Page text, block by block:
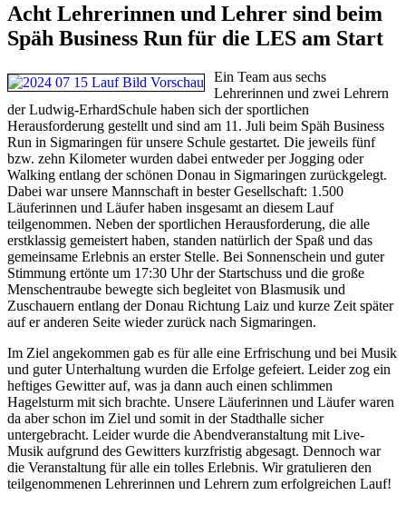
Acht Lehrerinnen und Lehrer sind beim
Späh Business Run für die LES am Start
Ein Team aus sechs
Lehrerinnen und zwei Lehrern
der Ludwig-ErhardSchule haben sich der sportlichen
Herausforderung gestellt und sind am 11. Juli beim Späh Business
Run in Sigmaringen für unsere Schule gestartet. Die jeweils fünf
bzw. zehn Kilometer wurden dabei entweder per Jogging oder
Walking entlang der schönen Donau in Sigmaringen zurückgelegt.
Dabei war unsere Mannschaft in bester Gesellschaft: 1.500
Läuferinnen und Läufer haben insgesamt an diesem Lauf
teilgenommen. Neben der sportlichen Herausforderung, die alle
erstklassig gemeistert haben, standen natürlich der Spaß und das
gemeinsame Erlebnis an erster Stelle. Bei Sonnenschein und guter
Stimmung ertönte um 17:30 Uhr der Startschuss und die große
Menschentraube bewegte sich begleitet von Blasmusik und
Zuschauern entlang der Donau Richtung Laiz und kurze Zeit später
auf er anderen Seite wieder zurück nach Sigmaringen.
Im Ziel angekommen gab es für alle eine Erfrischung und bei Musik
und guter Unterhaltung wurden die Erfolge gefeiert. Leider zog ein
heftiges Gewitter auf, was ja dann auch einen schlimmen
Hagelsturm mit sich brachte. Unsere Läuferinnen und Läufer waren
da aber schon im Ziel und somit in der Stadthalle sicher
untergebracht. Leider wurde die Abendveranstaltung mit Live-
Musik aufgrund des Gewitters kurzfristig abgesagt. Dennoch war
die Veranstaltung für alle ein tolles Erlebnis. Wir gratulieren den
teilgenommenen Lehrerinnen und Lehrern zum erfolgreichen Lauf!